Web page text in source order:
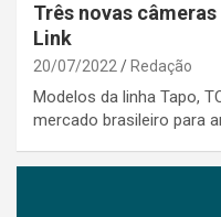
Três novas
Link
20/07/2022 Redação
Modelos da linha Tapo,
mercado brasileiro para